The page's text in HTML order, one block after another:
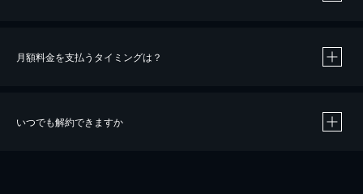
※40％ポイント還元の対象は、クレジットカード決済による作品の購入 / レンタルです。
iOSアプリのUコイン決済による作品の購入 / レンタルは、20％のポイント還元です。
月額料金を支払うタイミングは？
いつでも解約できますか